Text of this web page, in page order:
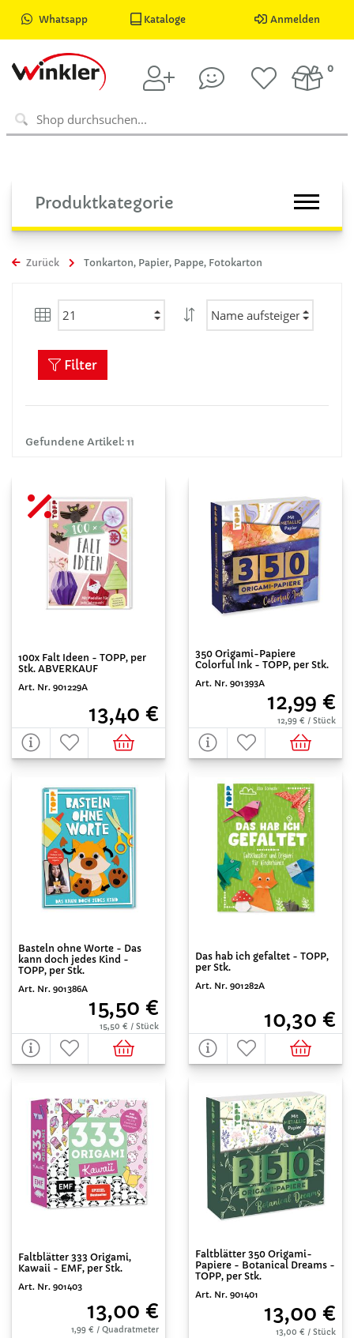
Whatsapp Kataloge Anmelden
0
Produktkategorie
Zurück Tonkarton, Papier, Pappe, Fotokarton
Gefundene Artikel: 11
Filter
100x Falt Ideen - TOPP, per
Stk. ABVERKAUF
Art. Nr. 901229A
13,40 €
350 Origami-Papiere
Colorful Ink - TOPP, per Stk.
Art. Nr. 901393A
12,99 €
12,99 € / Stück
Basteln ohne Worte - Das
kann doch jedes Kind -
TOPP, per Stk.
Art. Nr. 901386A
15,50 €
15,50 € / Stück
Das hab ich gefaltet - TOPP,
per Stk.
Art. Nr. 901282A
10,30 €
Faltblätter 333 Origami,
Kawaii - EMF, per Stk.
Art. Nr. 901403
13,00 €
1,99 € / Quadratmeter
Faltblätter 350 Origami-
Papiere - Botanical Dreams -
TOPP, per Stk.
Art. Nr. 901401
13,00 €
13,00 € / Stück